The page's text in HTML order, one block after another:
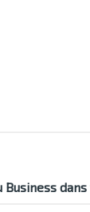
Business